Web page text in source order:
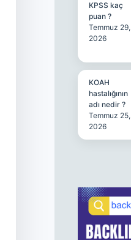
KPSS kaç
puan ?
Temmuz 29,
2026
KOAH
hastalığının
adı nedir ?
Temmuz 25,
2026